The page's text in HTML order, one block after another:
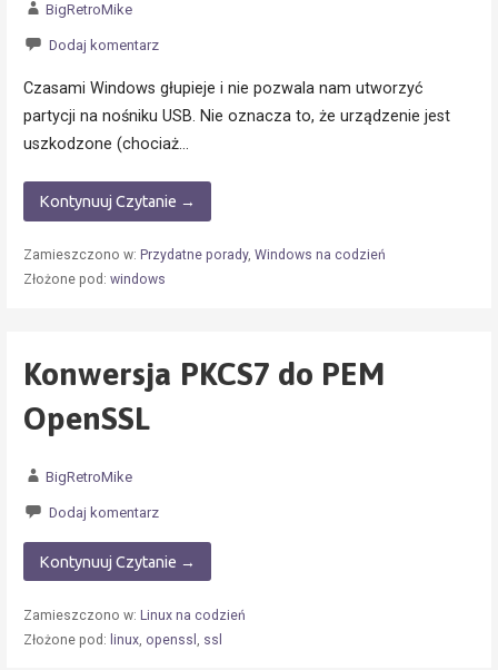
BigRetroMike
Dodaj komentarz
Czasami Windows głupieje i nie pozwala nam utworzyć
partycji na nośniku USB. Nie oznacza to, że urządzenie jest
uszkodzone (chociaż…
Kontynuuj Czytanie →
Zamieszczono w: Przydatne porady, Windows na codzień
Złożone pod: windows
Konwersja PKCS7 do PEM
OpenSSL
BigRetroMike
Dodaj komentarz
Kontynuuj Czytanie →
Zamieszczono w: Linux na codzień
Złożone pod: linux, openssl , ssl